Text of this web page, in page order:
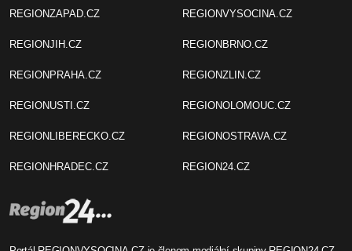
REGIONZAPAD.CZ
REGIONJIH.CZ
REGIONPRAHA.CZ
REGIONUSTI.CZ
REGIONLIBERECKO.CZ
REGIONHRADEC.CZ
REGIONVYSOCINA.CZ
REGIONBRNO.CZ
REGIONZLIN.CZ
REGIONOLOMOUC.CZ
REGIONOSTRAVA.CZ
REGION24.CZ